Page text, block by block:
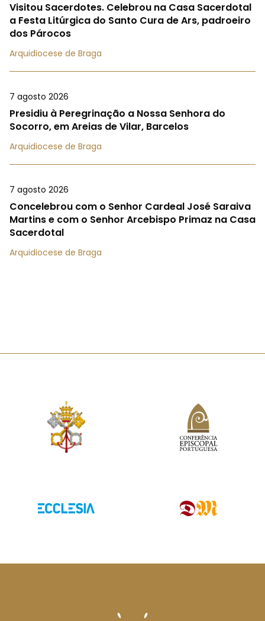
Visitou Sacerdotes. Celebrou na Casa Sacerdotal
a Festa Litúrgica do Santo Cura de Ars, padroeiro
dos Párocos
Arquidiocese de Braga
7 agosto 2026
Presidiu à Peregrinação a Nossa Senhora do
Socorro, em Areias de Vilar, Barcelos
Arquidiocese de Braga
7 agosto 2026
Concelebrou com o Senhor Cardeal José Saraiva
Martins e com o Senhor Arcebispo Primaz na Casa
Sacerdotal
Arquidiocese de Braga